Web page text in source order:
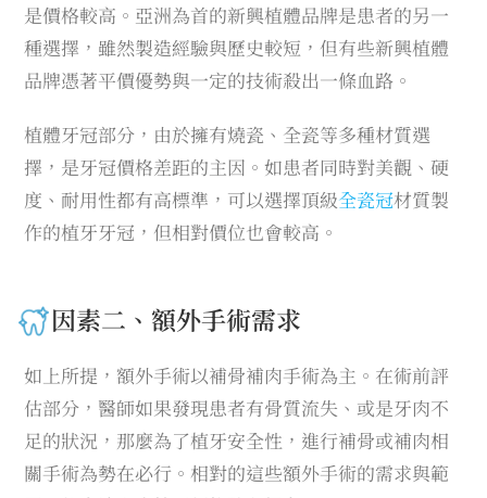
是價格較高。亞洲為首的新興植體品牌是患者的另一
種選擇，雖然製造經驗與歷史較短，但有些新興植體
品牌憑著平價優勢與一定的技術殺出一條血路。
植體牙冠部分，由於擁有燒瓷、全瓷等多種材質選
擇，是牙冠價格差距的主因。如患者同時對美觀、硬
度、耐用性都有高標準，可以選擇頂級全瓷冠材質製
作的植牙牙冠，但相對價位也會較高。
因素二、額外手術需求
如上所提，額外手術以補骨補肉手術為主。在術前評
估部分，醫師如果發現患者有骨質流失、或是牙肉不
足的狀況，那麼為了植牙安全性，進行補骨或補肉相
關手術為勢在必行。相對的這些額外手術的需求與範